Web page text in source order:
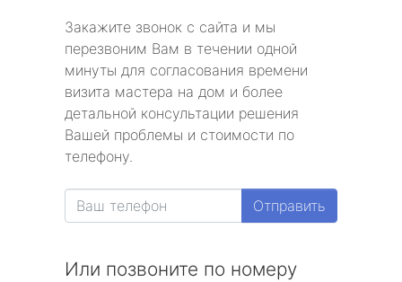
Закажите звонок с сайта и мы
перезвоним Вам в течении одной
минуты для согласования времени
визита мастера на дом и более
детальной консультации решения
Вашей проблемы и стоимости по
телефону.
Отправить
Или позвоните по номеру